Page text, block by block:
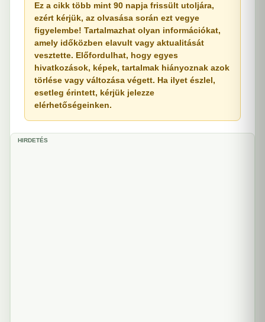
Ez a cikk több mint 90 napja frissült utoljára,
ezért kérjük, az olvasása során ezt vegye
figyelembe! Tartalmazhat olyan információkat,
amely időközben elavult vagy aktualitását
vesztette. Előfordulhat, hogy egyes
hivatkozások, képek, tartalmak hiányoznak azok
törlése vagy változása végett. Ha ilyet észlel,
esetleg érintett, kérjük jelezze
elérhetőségeinken.
HIRDETÉS